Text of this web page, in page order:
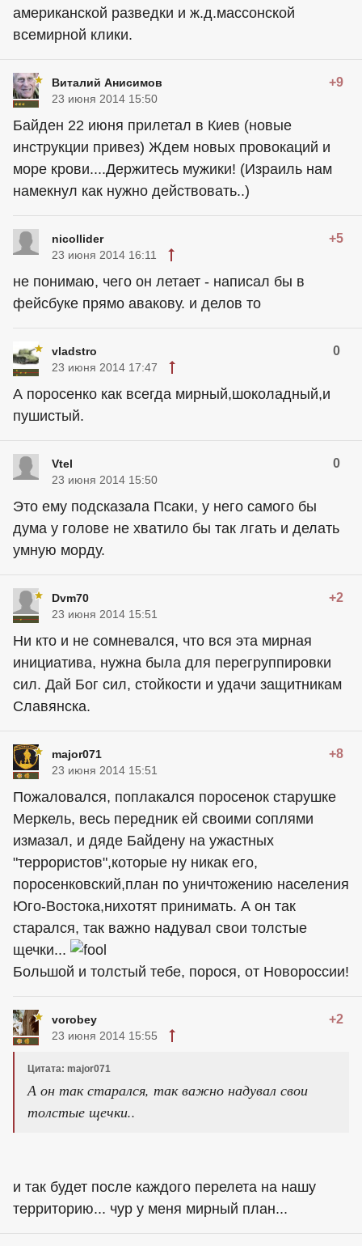
американской разведки и ж.д.массонской
всемирной клики.
Виталий Анисимов +9
23 июня 2014 15:50
Байден 22 июня прилетал в Киев (новые
инструкции привез) Ждем новых провокаций и
море крови....Держитесь мужики! (Израиль нам
намекнул как нужно действовать..)
nicollider +5
23 июня 2014 16:11
не понимаю, чего он летает - написал бы в
фейсбуке прямо авакову. и делов то
vladstro 0
23 июня 2014 17:47
А поросенко как всегда мирный,шоколадный,и
пушистый.
Vtel 0
23 июня 2014 15:50
Это ему подсказала Псаки, у него самого бы
дума у голове не хватило бы так лгать и делать
умную морду.
Dvm70 +2
23 июня 2014 15:51
Ни кто и не сомневался, что вся эта мирная
инициатива, нужна была для перегруппировки
сил. Дай Бог сил, стойкости и удачи защитникам
Славянска.
major071 +8
23 июня 2014 15:51
Пожаловался, поплакался поросенок старушке
Меркель, весь передник ей своими соплями
измазал, и дяде Байдену на ужастных
"террористов",которые ну никак его,
поросенковский,план по уничтожению населения
Юго-Востока,нихотят принимать. А он так
старался, так важно надувал свои толстые
щечки...
Большой и толстый тебе, порося, от Новороссии!
vorobey +2
23 июня 2014 15:55
Цитата: major071
А он так старался, так важно надувал свои
толстые щечки..
и так будет после каждого перелета на нашу
территорию... чур у меня мирный план...